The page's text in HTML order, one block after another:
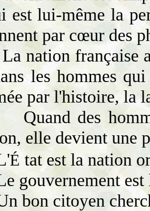
est lui-même la
par cœur des
La nation française
les hommes
par l'histoire, la
Quand des
elle devient une
É tat est la nation
gouvernement
bon citoyen